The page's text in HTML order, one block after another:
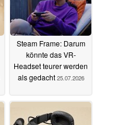
Steam Frame: Darum
könnte das VR-
Headset teurer werden
als gedacht 25.07.2026